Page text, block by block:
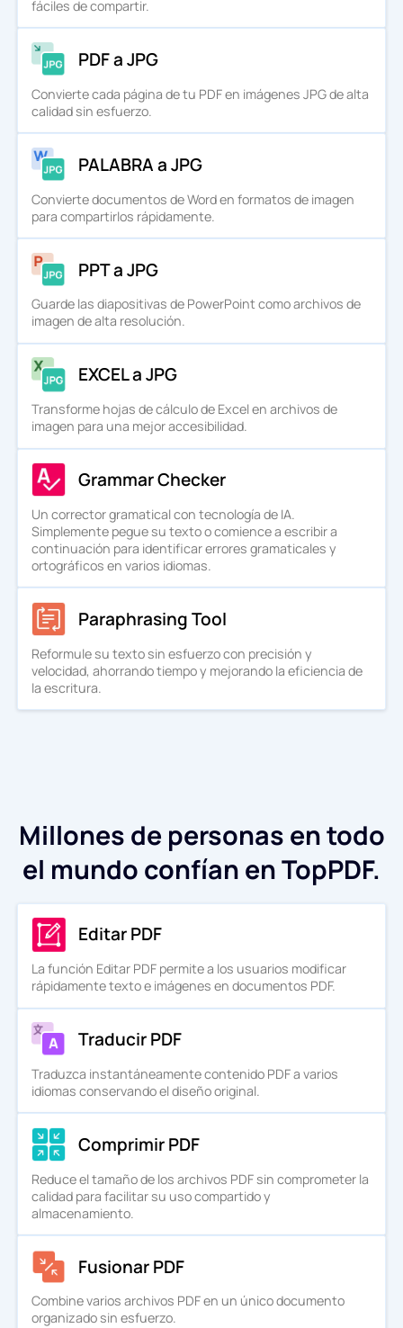
fáciles de compartir.
PDF a JPG
Convierte cada página de tu PDF en imágenes JPG de alta
calidad sin esfuerzo.
PALABRA a JPG
Convierte documentos de Word en formatos de imagen
para compartirlos rápidamente.
PPT a JPG
Guarde las diapositivas de PowerPoint como archivos de
imagen de alta resolución.
EXCEL a JPG
Transforme hojas de cálculo de Excel en archivos de
imagen para una mejor accesibilidad.
Grammar Checker
Un corrector gramatical con tecnología de IA.
Simplemente pegue su texto o comience a escribir a
continuación para identificar errores gramaticales y
ortográficos en varios idiomas.
Paraphrasing Tool
Reformule su texto sin esfuerzo con precisión y
velocidad, ahorrando tiempo y mejorando la eficiencia de
la escritura.
Millones de personas en todo
el mundo confían en TopPDF.
Editar PDF
La función Editar PDF permite a los usuarios modificar
rápidamente texto e imágenes en documentos PDF.
Traducir PDF
Traduzca instantáneamente contenido PDF a varios
idiomas conservando el diseño original.
Comprimir PDF
Reduce el tamaño de los archivos PDF sin comprometer la
calidad para facilitar su uso compartido y
almacenamiento.
Fusionar PDF
Combine varios archivos PDF en un único documento
organizado sin esfuerzo.